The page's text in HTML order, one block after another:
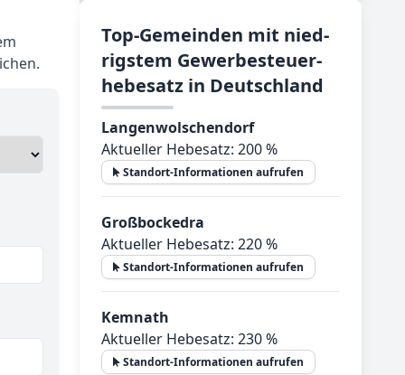
Top-­Ge­mein­den mit nied­
rig­stem Ge­wer­be­steu­er­
he­be­satz in Deutsch­land
Langenwolschendorf
Aktueller Hebesatz: 200 %
Standort-Informationen aufrufen
Großbockedra
Aktueller Hebesatz: 220 %
Standort-Informationen aufrufen
Kemnath
Aktueller Hebesatz: 230 %
Standort-Informationen aufrufen